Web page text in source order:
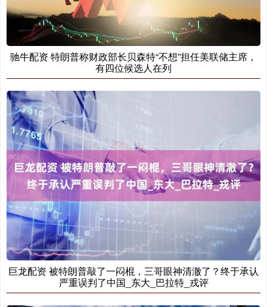
驰牛配资 特朗普称财政部长贝森特“不想”担任美联储主席，
有四位候选人在列
巨龙配资 被特朗普敲了一闷棍，三哥眼神清澈了？终于承认
严重误判了中国_东大_巴拉特_戎评